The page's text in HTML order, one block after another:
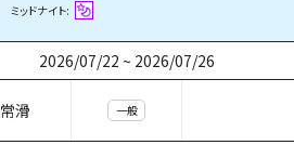
ミッドナイト:
2026/07/22 ~ 2026/07/26
常滑 一般